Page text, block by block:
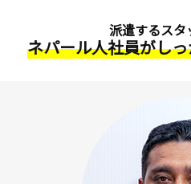
派遣するスタ
ネパール人社員がし